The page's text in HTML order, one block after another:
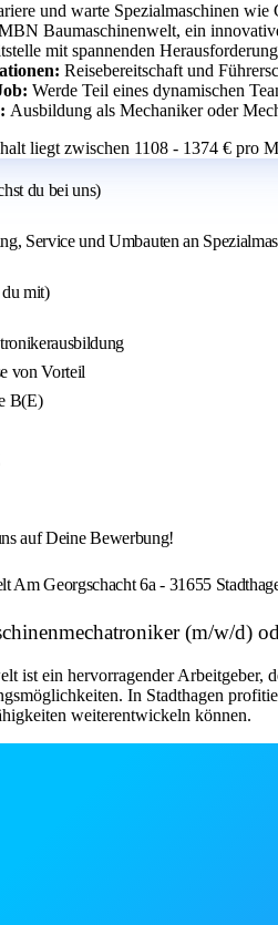
und warte Spezialmaschinen wie
Baumaschinenwelt, ein
mit spannenden
Reisebereitschaft und
Werde Teil eines dynamischen
Ausbildung als Mechaniker oder
liegt zwischen 1108 - 1374 € pro
du bei uns)
Service und Umbauten an
mit)
von Vorteil
B(E)
auf Deine Bewerbung!
Am Georgschacht 6a - 31655
(m/w/d)
ist ein hervorragender Arbeitgeber,
In Stadthagen
weiterentwickeln können.